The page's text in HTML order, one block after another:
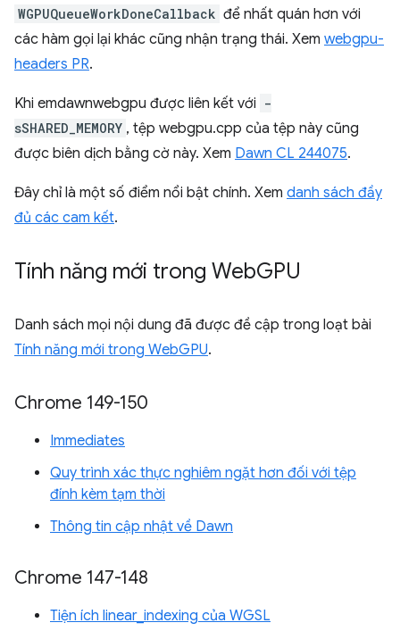
WGPUQueueWorkDoneCallback để nhất quán hơn với
các hàm gọi lại khác cũng nhận trạng thái. Xem webgpu-
headers PR.
Khi emdawnwebgpu được liên kết với -
sSHARED_MEMORY , tệp webgpu.cpp của tệp này cũng
được biên dịch bằng cờ này. Xem Dawn CL 244075.
Đây chỉ là một số điểm nổi bật chính. Xem danh sách đầy
đủ các cam kết.
Tính năng mới trong WebGPU
Danh sách mọi nội dung đã được đề cập trong loạt bài
Tính năng mới trong WebGPU.
Chrome 149-150
Immediates
Quy trình xác thực nghiêm ngặt hơn đối với tệp
đính kèm tạm thời
Thông tin cập nhật về Dawn
Chrome 147-148
Tiện ích linear_indexing của WGSL